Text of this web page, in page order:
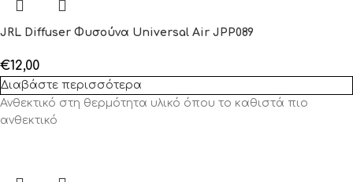
JRL Diffuser Φυσούνα Universal Air JPP089
€12,00
Διαβάστε περισσότερα
Ανθεκτικό στη θερμότητα υλικό όπου το καθιστά πιο
ανθεκτικό